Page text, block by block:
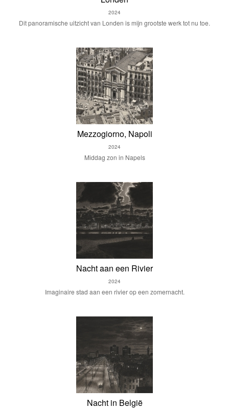
2024
Dit panoramische uitzicht van Londen is mijn grootste werk tot nu toe.
Mezzogiorno, Napoli
2024
Middag zon in Napels
Nacht aan een Rivier
2024
Imaginaire stad aan een rivier op een zomernacht.
Nacht in België